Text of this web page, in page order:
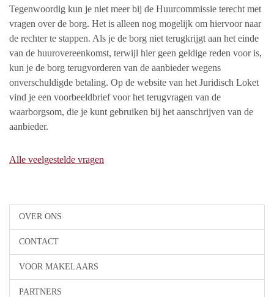
OVER ONS
CONTACT
VOOR MAKELAARS
PARTNERS
Tegenwoordig kun je niet meer bij de Huurcommissie terecht met
vragen over de borg. Het is alleen nog mogelijk om hiervoor naar
de rechter te stappen. Als je de borg niet terugkrijgt aan het einde
van de huurovereenkomst, terwijl hier geen geldige reden voor is,
kun je de borg terugvorderen van de aanbieder wegens
onverschuldigde betaling. Op de website van het Juridisch Loket
vind je een voorbeeldbrief voor het terugvragen van de
waarborgsom, die je kunt gebruiken bij het aanschrijven van de
aanbieder.
Alle veelgestelde vragen